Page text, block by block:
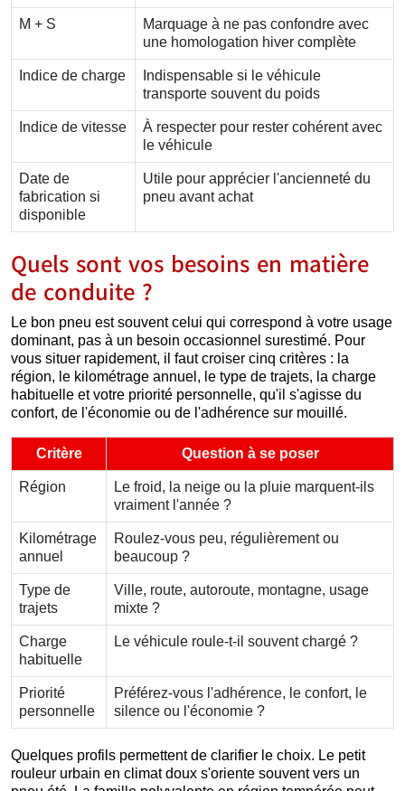
M + S
Marquage à ne pas confondre avec
une homologation hiver complète
Indice de charge
Indispensable si le véhicule
transporte souvent du poids
Indice de vitesse
À respecter pour rester cohérent avec
le véhicule
Date de
fabrication si
disponible
Utile pour apprécier l'ancienneté du
pneu avant achat
Quels sont vos besoins en matière
de conduite ?
Le bon pneu est souvent celui qui correspond à votre usage
dominant, pas à un besoin occasionnel surestimé. Pour
vous situer rapidement, il faut croiser cinq critères : la
région, le kilométrage annuel, le type de trajets, la charge
habituelle et votre priorité personnelle, qu'il s'agisse du
confort, de l'économie ou de l'adhérence sur mouillé.
Critère Question à se poser
Région
Le froid, la neige ou la pluie marquent-ils
vraiment l'année ?
Kilométrage
annuel
Roulez-vous peu, régulièrement ou
beaucoup ?
Type de
trajets
Ville, route, autoroute, montagne, usage
mixte ?
Charge
habituelle
Le véhicule roule-t-il souvent chargé ?
Priorité
personnelle
Préférez-vous l'adhérence, le confort, le
silence ou l'économie ?
Quelques profils permettent de clarifier le choix. Le petit
rouleur urbain en climat doux s'oriente souvent vers un